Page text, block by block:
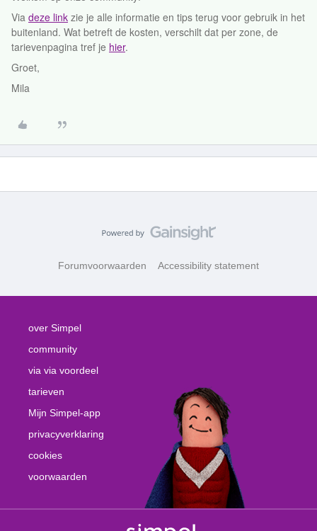
Via deze link zie je alle informatie en tips terug voor gebruik in het
buitenland. Wat betreft de kosten, verschilt dat per zone, de
tarievenpagina tref je hier.
Groet,
Mila
Forumvoorwaarden Accessibility statement
over Simpel
community
via via voordeel
tarieven
Mijn Simpel-app
privacyverklaring
cookies
voorwaarden